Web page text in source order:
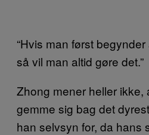
“Hvis man først
så vil man altid gøre det.”
Zhong mener heller ikke,
gemme sig bag det
han selvsyn for, da hans